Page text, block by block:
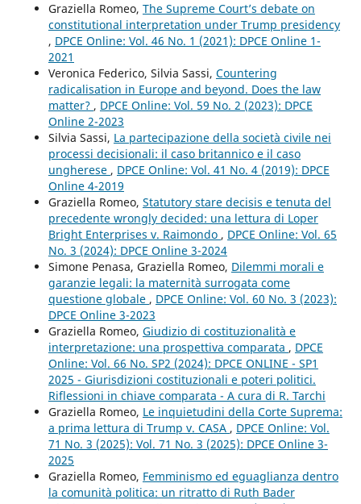
Graziella Romeo, The Supreme Court’s debate on
constitutional interpretation under Trump presidency
, DPCE Online: Vol. 46 No. 1 (2021): DPCE Online 1-
2021
Veronica Federico, Silvia Sassi, Countering
radicalisation in Europe and beyond. Does the law
matter? , DPCE Online: Vol. 59 No. 2 (2023): DPCE
Online 2-2023
Silvia Sassi, La partecipazione della società civile nei
processi decisionali: il caso britannico e il caso
ungherese , DPCE Online: Vol. 41 No. 4 (2019): DPCE
Online 4-2019
Graziella Romeo, Statutory stare decisis e tenuta del
precedente wrongly decided: una lettura di Loper
Bright Enterprises v. Raimondo , DPCE Online: Vol. 65
No. 3 (2024): DPCE Online 3-2024
Simone Penasa, Graziella Romeo, Dilemmi morali e
garanzie legali: la maternità surrogata come
questione globale , DPCE Online: Vol. 60 No. 3 (2023):
DPCE Online 3-2023
Graziella Romeo, Giudizio di costituzionalità e
interpretazione: una prospettiva comparata , DPCE
Online: Vol. 66 No. SP2 (2024): DPCE ONLINE - SP1
2025 - Giurisdizioni costituzionali e poteri politici.
Riflessioni in chiave comparata - A cura di R. Tarchi
Graziella Romeo, Le inquietudini della Corte Suprema:
a prima lettura di Trump v. CASA , DPCE Online: Vol.
71 No. 3 (2025): Vol. 71 No. 3 (2025): DPCE Online 3-
2025
Graziella Romeo, Femminismo ed eguaglianza dentro
la comunità politica: un ritratto di Ruth Bader